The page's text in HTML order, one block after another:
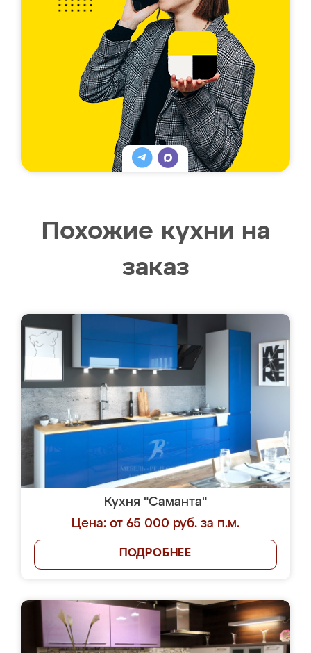
Похожие кухни на
заказ
Кухня "Саманта"
Цена: от 65 000 руб. за п.м.
ПОДРОБНЕЕ